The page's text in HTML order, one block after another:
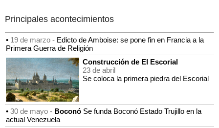
Principales acontecimientos
• 19 de marzo - Edicto de Amboise: se pone fin en Francia a la
Primera Guerra de Religión
Construcción de El Escorial
23 de abril
Se coloca la primera piedra del Escorial
• 30 de mayo - Boconó Se funda Boconó Estado Trujillo en la
actual Venezuela